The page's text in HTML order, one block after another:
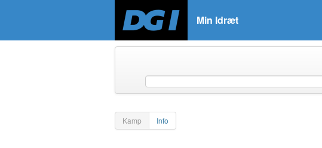
Min Idræt
Kamp Info